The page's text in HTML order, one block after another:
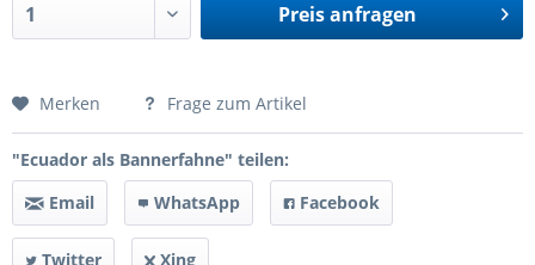
Preis anfragen
Preis anfragen
Merken Frage zum Artikel
"Ecuador als Bannerfahne" teilen:
Email
WhatsApp Facebook
Twitter Xing